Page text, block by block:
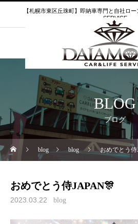
【札幌市東区丘珠町】即納車専門と自社ロ
SERVICE
BLOG
ブログ
blog blog おめでとう
おめでとう侍JAPAN🎊
2023.03.22 blog